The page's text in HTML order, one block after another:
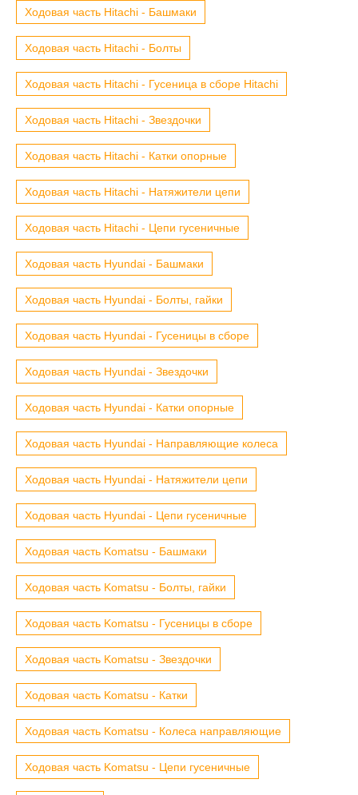
Ходовая часть Hitachi - Башмаки
Ходовая часть Hitachi - Болты
Ходовая часть Hitachi - Гусеница в сборе Hitachi
Ходовая часть Hitachi - Звездочки
Ходовая часть Hitachi - Катки опорные
Ходовая часть Hitachi - Натяжители цепи
Ходовая часть Hitachi - Цепи гусеничные
Ходовая часть Hyundai - Башмаки
Ходовая часть Hyundai - Болты, гайки
Ходовая часть Hyundai - Гусеницы в сборе
Ходовая часть Hyundai - Звездочки
Ходовая часть Hyundai - Катки опорные
Ходовая часть Hyundai - Направляющие колеса
Ходовая часть Hyundai - Натяжители цепи
Ходовая часть Hyundai - Цепи гусеничные
Ходовая часть Komatsu - Башмаки
Ходовая часть Komatsu - Болты, гайки
Ходовая часть Komatsu - Гусеницы в сборе
Ходовая часть Komatsu - Звездочки
Ходовая часть Komatsu - Катки
Ходовая часть Komatsu - Колеса направляющие
Ходовая часть Komatsu - Цепи гусеничные